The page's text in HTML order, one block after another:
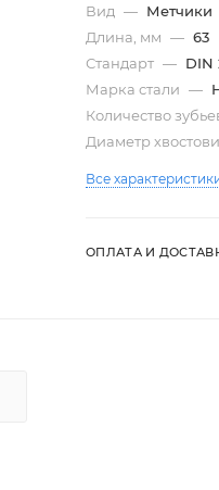
Вид — Метчики
Длина, мм — 63
Стандарт — DIN
Марка стали —
Количество
Диаметр
Все
ОПЛАТА И